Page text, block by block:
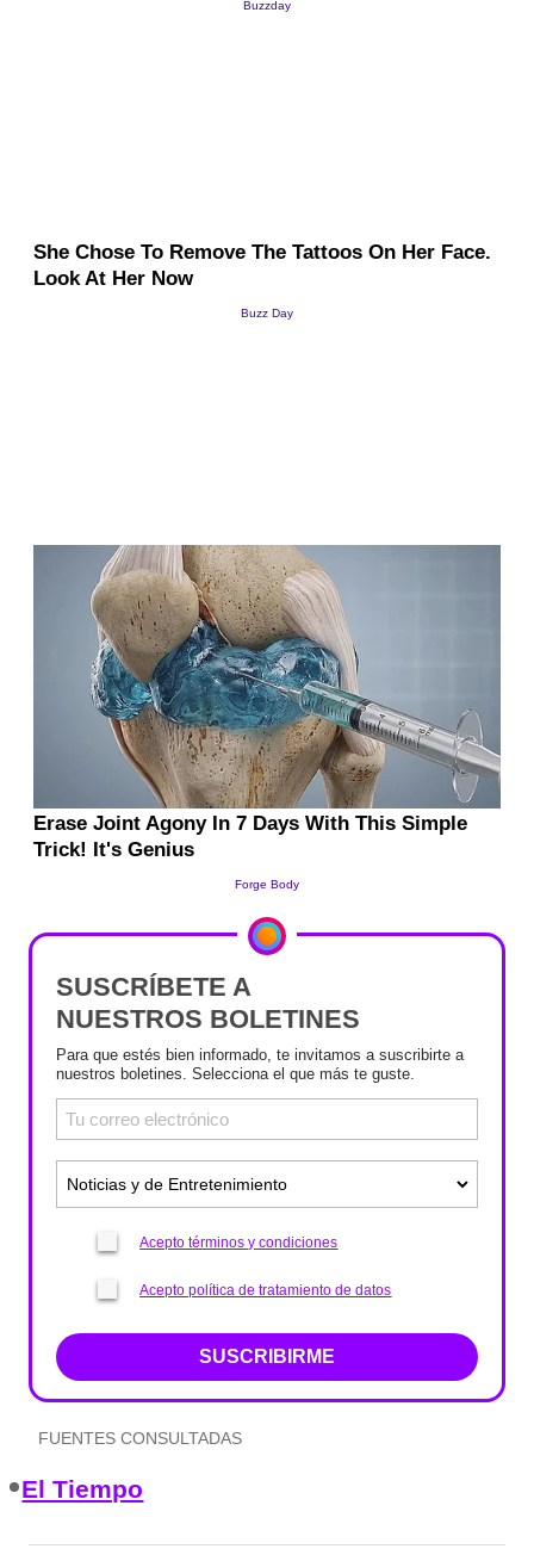
SUSCRÍBETE A
NUESTROS BOLETINES
Para que estés bien informado, te invitamos a suscribirte a
nuestros boletines. Selecciona el que más te guste.
Acepto términos y condiciones
Acepto política de tratamiento de datos
SUSCRIBIRME
FUENTES CONSULTADAS
El Tiempo